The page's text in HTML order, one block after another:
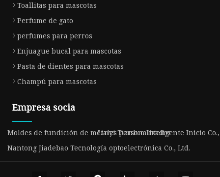
Toallitas para mascotas
Perfume de gato
perfumes para perros
Enjuague bucal para mascotas
Pasta de dientes para mascotas
Champú para mascotas
Empresa socia
Moldes de fundición de metales personalizados
Linyi Tianluo Inteligente Inicio
Nantong Jiadebao Tecnología optoelectrónica Co., Ltd.